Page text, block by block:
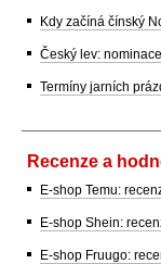
Kdy začíná čínský
Český lev:
Termíny jarních
Recenze a
E-shop Temu:
E-shop Shein:
E-shop Fruugo: